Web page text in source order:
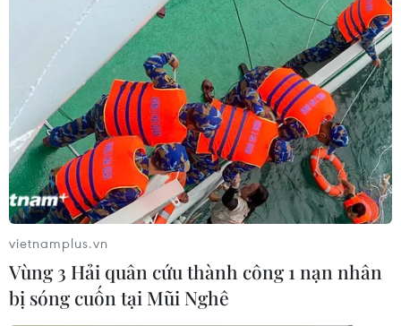
vietnamplus.vn
Vùng 3 Hải quân cứu thành công 1 nạn nhân
bị sóng cuốn tại Mũi Nghê